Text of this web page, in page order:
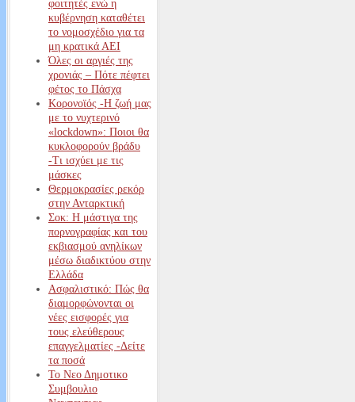
φοιτητές ενώ η
κυβέρνηση καταθέτει
το νομοσχέδιο για τα
μη κρατικά ΑΕΙ
Όλες οι αργιές της
χρονιάς – Πότε πέφτει
φέτος το Πάσχα
Κορονοϊός -Η ζωή μας
με το νυχτερινό
«lockdown»: Ποιοι θα
κυκλοφορούν βράδυ
-Τι ισχύει με τις
μάσκες
Θερμοκρασίες ρεκόρ
στην Ανταρκτική
Σοκ: Η μάστιγα της
πορνογραφίας και του
εκβιασμού ανηλίκων
μέσω διαδικτύου στην
Ελλάδα
Ασφαλιστικό: Πώς θα
διαμορφώνονται οι
νέες εισφορές για
τους ελεύθερους
επαγγελματίες -Δείτε
τα ποσά
Το Νεο Δημοτικο
Συμβουλιο